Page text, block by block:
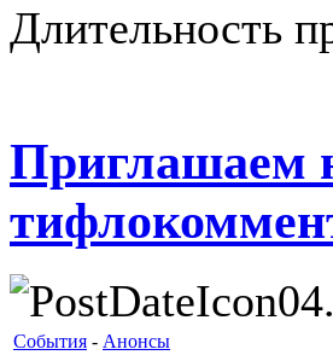
Длительность
Приглашаем
События - Анонсы